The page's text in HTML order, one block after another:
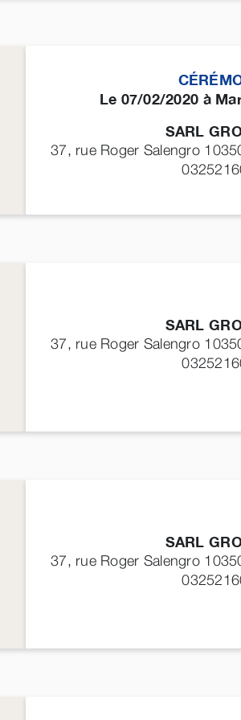
Le 07/02/2020 à
SARL
37, rue Roger Salengro
SARL
37, rue Roger Salengro
SARL
37, rue Roger Salengro